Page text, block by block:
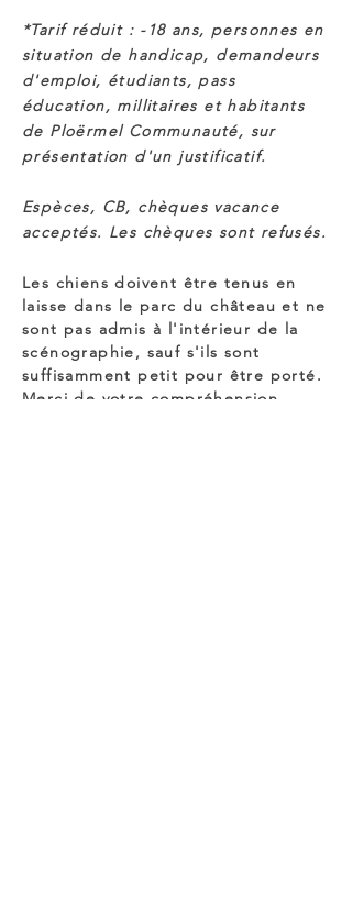
*Tarif réduit : -18 ans, personnes en
situation de handicap, demandeurs
d'emploi, étudiants, pass
éducation, millitaires et habitants
de Ploërmel Communauté, sur
présentation d'un justificatif.
Espèces, CB, chèques vacance
acceptés. Les chèques sont refusés.
Les chiens doivent être tenus en
laisse dans le parc du château et ne
sont pas admis à l'intérieur de la
scénographie, sauf s'ils sont
suffisamment petit pour être porté.
Merci de votre compréhension.